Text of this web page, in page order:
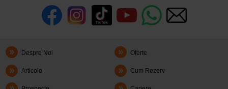
Despre Noi Oferte
Articole Cum Rezerv